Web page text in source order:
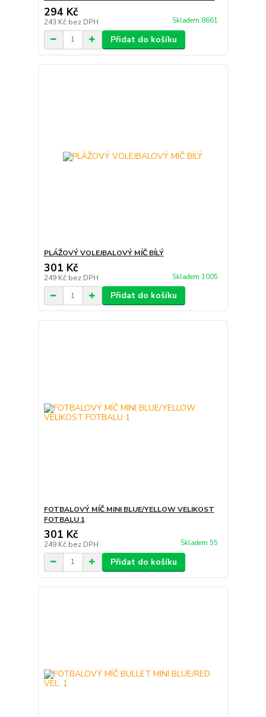
294 Kč
243 Kč bez DPH Skladem 8661
Přidat do košíku
PLÁŽOVÝ VOLEJBALOVÝ MÍČ BÍLÝ
301 Kč
249 Kč bez DPH Skladem 1005
Přidat do košíku
FOTBALOVÝ MÍČ MINI BLUE/YELLOW VELIKOST
FOTBALU 1
301 Kč
249 Kč bez DPH Skladem 55
Přidat do košíku